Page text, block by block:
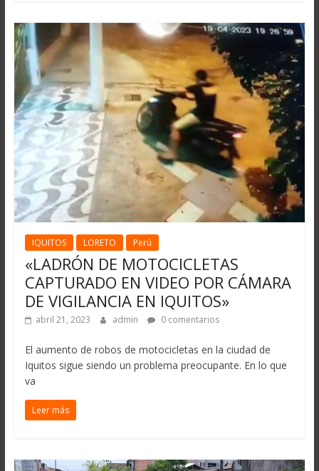
IQUITOS LORETO Perú
«LADRÓN DE MOTOCICLETAS
CAPTURADO EN VIDEO POR CÁMARA
DE VIGILANCIA EN IQUITOS»
abril 21, 2023 admin 0 comentarios
El aumento de robos de motocicletas en la ciudad de
Iquitos sigue siendo un problema preocupante. En lo que
va
Leer más